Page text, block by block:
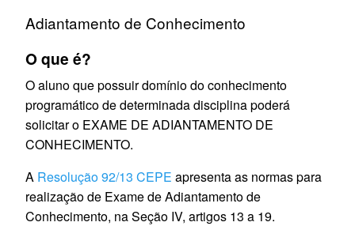
Adiantamento de Conhecimento
O que é?
O aluno que possuir domínio do conhecimento
programático de determinada disciplina poderá
solicitar o EXAME DE ADIANTAMENTO DE
CONHECIMENTO.
A Resolução 92/13 CEPE apresenta as normas para
realização de Exame de Adiantamento de
Conhecimento, na Seção IV, artigos 13 a 19.